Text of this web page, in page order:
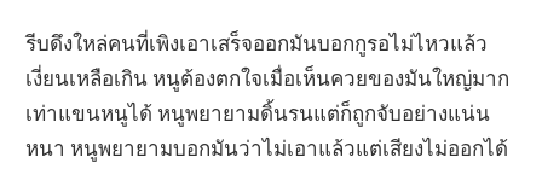
รีบดึงใหล่คนที่เพิงเอาเสร็จออกมันบอกกูรอไม่ไหวแล้ว
เงี่ยนเหลือเกิน หนูต้องตกใจเมื่อเห็นควยของมันใหญ่มาก
เท่าแขนหนูได้ หนูพยายามดิ้นรนแต่ก็ถูกจับอย่างแน่น
หนา หนูพยายามบอกมันว่าไม่เอาแล้วแต่เสียงไม่ออกได้